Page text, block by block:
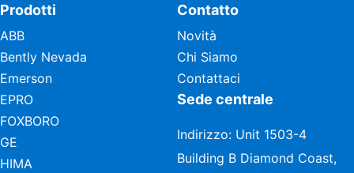
Prodotti
ABB
Bently Nevada
Emerson
EPRO
FOXBORO
GE
HIMA
Contatto
Novità
Chi Siamo
Contattaci
Sede centrale
Indirizzo: Unit 1503-4
Building B Diamond Coast,